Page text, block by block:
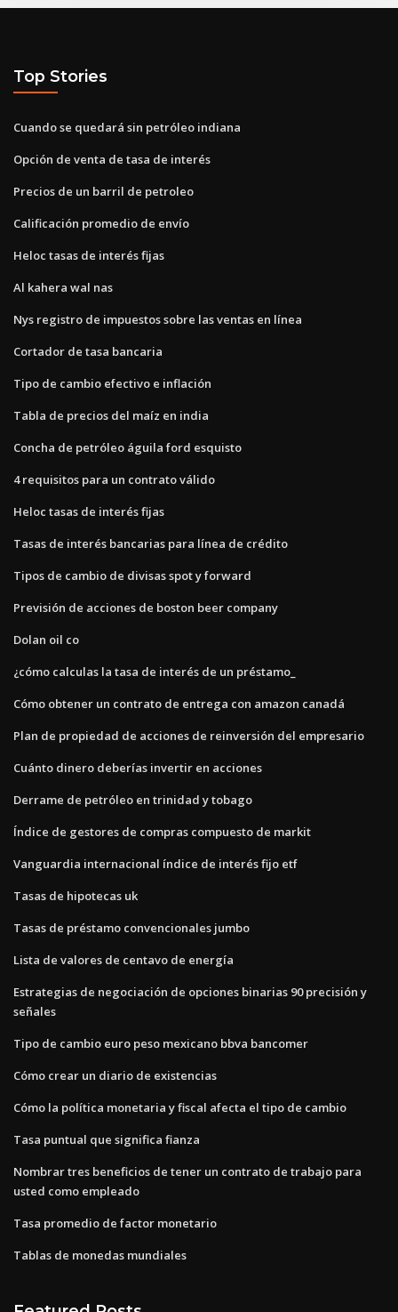
Top Stories
Cuando se quedará sin petróleo indiana
Opción de venta de tasa de interés
Precios de un barril de petroleo
Calificación promedio de envío
Heloc tasas de interés fijas
Al kahera wal nas
Nys registro de impuestos sobre las ventas en línea
Cortador de tasa bancaria
Tipo de cambio efectivo e inflación
Tabla de precios del maíz en india
Concha de petróleo águila ford esquisto
4 requisitos para un contrato válido
Heloc tasas de interés fijas
Tasas de interés bancarias para línea de crédito
Tipos de cambio de divisas spot y forward
Previsión de acciones de boston beer company
Dolan oil co
¿cómo calculas la tasa de interés de un préstamo_
Cómo obtener un contrato de entrega con amazon canadá
Plan de propiedad de acciones de reinversión del empresario
Cuánto dinero deberías invertir en acciones
Derrame de petróleo en trinidad y tobago
Índice de gestores de compras compuesto de markit
Vanguardia internacional índice de interés fijo etf
Tasas de hipotecas uk
Tasas de préstamo convencionales jumbo
Lista de valores de centavo de energía
Estrategias de negociación de opciones binarias 90 precisión y
señales
Tipo de cambio euro peso mexicano bbva bancomer
Cómo crear un diario de existencias
Cómo la política monetaria y fiscal afecta el tipo de cambio
Tasa puntual que significa fianza
Nombrar tres beneficios de tener un contrato de trabajo para
usted como empleado
Tasa promedio de factor monetario
Tablas de monedas mundiales